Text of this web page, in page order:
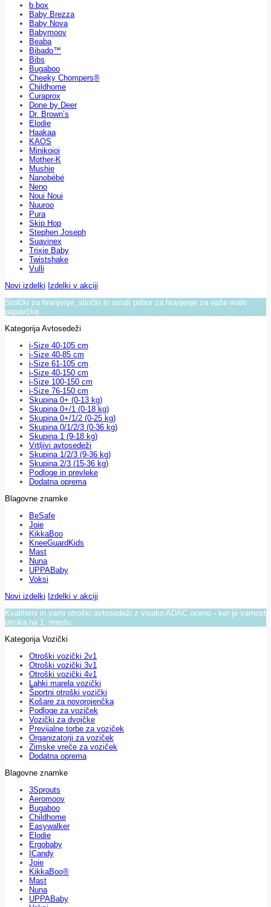
b.box
Baby Brezza
Baby Nova
Babymoov
Beaba
Bibado™
Bibs
Bugaboo
Cheeky Chompers®
Childhome
Curaprox
Done by Deer
Dr. Brown’s
Elodie
Haakaa
KAOS
Minikoioi
Mother-K
Mushie
Nanobébé
Neno
Noui Noui
Nuuroo
Pura
Skip Hop
Stephen Joseph
Suavinex
Trixie Baby
Twistshake
Vulli
Novi izdelki Izdelki v akciji
Stolčki za hranjenje, slinčki in ostali pribor za hranjenje za vaše male
papavčke.
Kategorija Avtosedeži
i-Size 40-105 cm
i-Size 40-85 cm
i-Size 61-105 cm
i-Size 40-150 cm
i-Size 100-150 cm
i-Size 76-150 cm
Skupina 0+ (0-13 kg)
Skupina 0+/1 (0-18 kg)
Skupina 0+/1/2 (0-25 kg)
Skupina 0/1/2/3 (0-36 kg)
Skupina 1 (9-18 kg)
Vrtljivi avtosedeži
Skupina 1/2/3 (9-36 kg)
Skupina 2/3 (15-36 kg)
Podloge in prevleke
Dodatna oprema
Blagovne znamke
BeSafe
Joie
KikkaBoo
KneeGuardKids
Mast
Nuna
UPPABaby
Voksi
Novi izdelki Izdelki v akciji
Kvalitetni in varni otroški avtosedeži z visoko ADAC oceno - ker je varnost
otroka na 1. mestu.
Kategorija Vozički
Otroški vozički 2v1
Otroški vozički 3v1
Otroški vozički 4v1
Lahki marela vozički
Športni otroški vozički
Košare za novorojenčka
Podloge za voziček
Vozički za dvojčke
Previjalne torbe za voziček
Organizatorji za voziček
Zimske vreče za voziček
Dodatna oprema
Blagovne znamke
3Sprouts
Aeromoov
Bugaboo
Childhome
Easywalker
Elodie
Ergobaby
ICandy
Joie
KikkaBoo®
Mast
Nuna
UPPABaby